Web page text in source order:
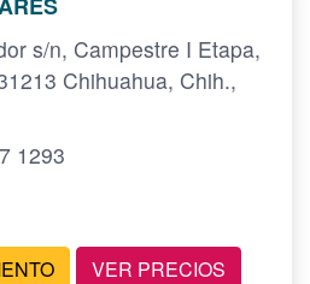
s/n, Campestre I Etapa,
Chihuahua, Chih.,
1293
VER PRECIOS